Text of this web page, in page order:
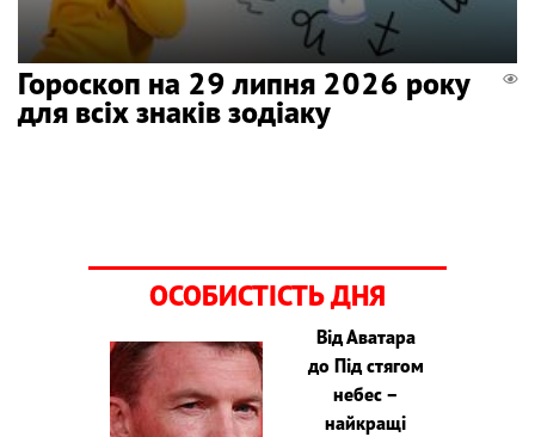
Гороскоп на 29 липня 2026 року
для всіх знаків зодіаку
ОСОБИСТІСТЬ ДНЯ
Від Аватара
до Під стягом
небес –
найкращі